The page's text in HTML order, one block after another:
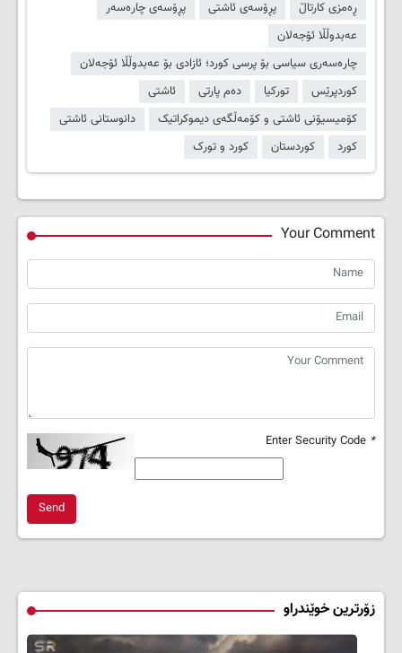
ڕەمزی کارتاڵ پڕۆسەی ئاشتی
پڕۆسەی چارەسەر
عەبدوڵڵا ئۆجەلان
چارەسەری سیاسی بۆ پرسی کورد؛ ئازادی بۆ عەبدوڵڵا ئۆجەلان
کوردپرێس
تورکیا دەم پارتی
ئاشتی
کۆمیسیۆنی ئاشتی و کۆمەڵگەی دیموکراتیک
دانوستانی ئاشتی
کورد
کوردستان کورد و تورک
Your Comment
*
Send
زۆرترین خوێندراو